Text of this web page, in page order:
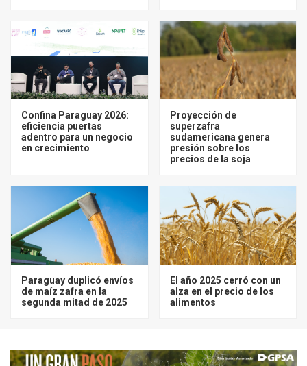
Confina Paraguay 2026:
eficiencia puertas
adentro para un negocio
en crecimiento
Proyección de
superzafra
sudamericana genera
presión sobre los
precios de la soja
Paraguay duplicó envíos
de maíz zafra en la
segunda mitad de 2025
El año 2025 cerró con un
alza en el precio de los
alimentos